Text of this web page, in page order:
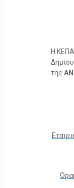
Η
της